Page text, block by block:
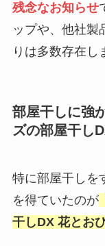
残念なお知らせ
ップや、他社製
りは多数存在し
部屋干しに強
ズの部屋干し
特に部屋干しを
を得ていたのが
干しDX 花とお